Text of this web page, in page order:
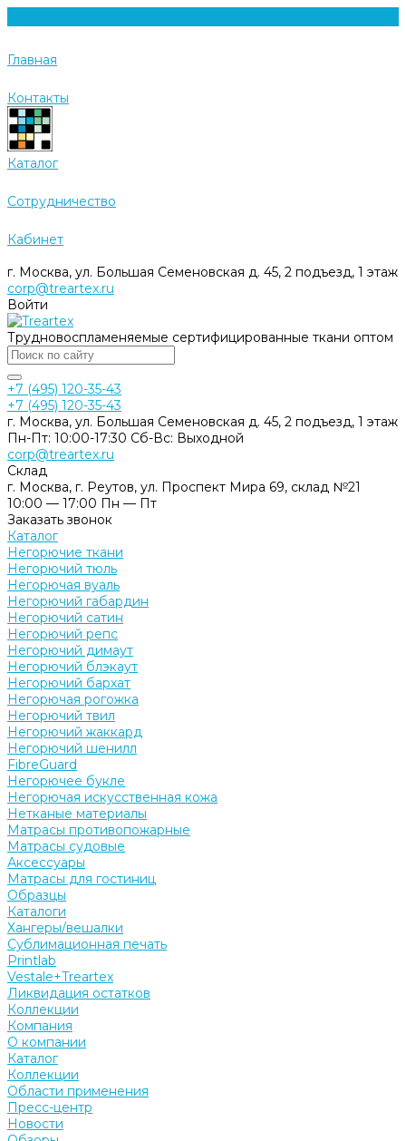
Главная
Контакты
Каталог
Cотрудничество
Кабинет
г. Москва, ул. Большая Семеновская д. 45, 2 подъезд, 1 этаж
corp@treartex.ru
Войти
Трудновоспламеняемые сертифицированные ткани оптом
+7 (495) 120-35-43
+7 (495) 120-35-43
г. Москва, ул. Большая Семеновская д. 45, 2 подъезд, 1 этаж
Пн-Пт: 10:00-17:30 Cб-Вс: Выходной
corp@treartex.ru
Склад
г. Москва, г. Реутов, ул. Проспект Мира 69, склад №21
10:00 — 17:00 Пн — Пт
Заказать звонок
Каталог
Негорючие ткани
Негорючий тюль
Негорючая вуаль
Негорючий габардин
Негорючий сатин
Негорючий репс
Негорючий димаут
Негорючий блэкаут
Негорючий бархат
Негорючая рогожка
Негорючий твил
Негорючий жаккард
Негорючий шенилл
FibreGuard
Негорючее букле
Негорючая искусственная кожа
Нетканые материалы
Матрасы противопожарные
Матрасы судовые
Аксессуары
Матрасы для гостиниц
Образцы
Каталоги
Хангеры/вешалки
Сублимационная печать
Printlab
Vestale+Treartex
Ликвидация остатков
Коллекции
Компания
О компании
Каталог
Коллекции
Области применения
Пресс-центр
Новости